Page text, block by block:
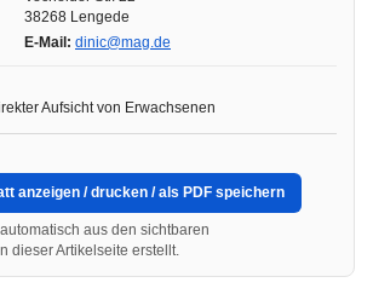
38268 Lengede
E-Mail: dinic@mag.de
Aufsicht von Erwachsenen
anzeigen / drucken / als PDF speichern
aus den sichtbaren
dieser Artikelseite erstellt.